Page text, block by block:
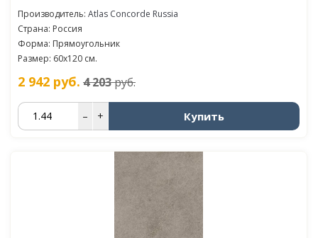
Производитель: Atlas Concorde Russia
Страна: Россия
Форма: Прямоугольник
Размер: 60x120 см.
2 942 руб. 4 203руб.
– + Купить